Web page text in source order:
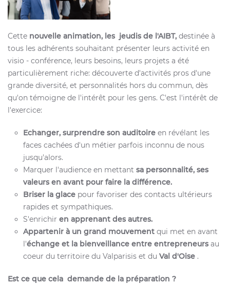
Cette nouvelle animation, les jeudis de l'AIBT, destinée à
tous les adhérents souhaitant présenter leurs activité en
visio - conférence, leurs besoins, leurs projets a été
particulièrement riche: découverte d'activités pros d'une
grande diversité, et personnalités hors du commun, dès
qu'on témoigne de l'intérêt pour les gens. C'est l'intérêt de
l'exercice:
Echanger, surprendre son auditoire en révélant les
faces cachées d'un métier parfois inconnu de nous
jusqu'alors.
Marquer l'audience en mettant sa personnalité, ses
valeurs en avant pour faire la différence.
Briser la glace pour favoriser des contacts ultérieurs
rapides et sympathiques.
S'enrichir en apprenant des autres.
Appartenir à un grand mouvement qui met en avant
l'échange et la bienveillance entre entrepreneurs au
coeur du territoire du Valparisis et du Val d'Oise .
Est ce que cela demande de la préparation ?